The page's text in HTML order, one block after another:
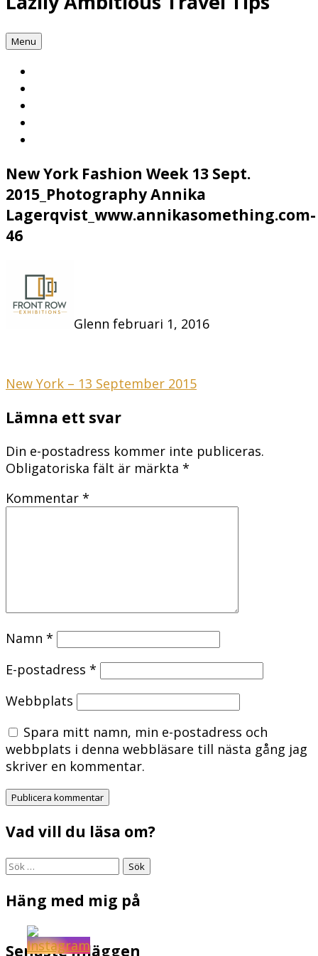
Menu
New York Fashion Week 13 Sept.
2015_Photography Annika
Lagerqvist_www.annikasomething.com-
46
Glenn februari 1, 2016
Inläggsnavigering
New York – 13 September 2015
Lämna ett svar
Din e-postadress kommer inte publiceras.
Obligatoriska fält är märkta *
Kommentar *
Namn *
E-postadress *
Webbplats
Spara mitt namn, min e-postadress och
webbplats i denna webbläsare till nästa gång jag
skriver en kommentar.
Vad vill du läsa om?
Sök
Häng med mig på
Senaste inläggen